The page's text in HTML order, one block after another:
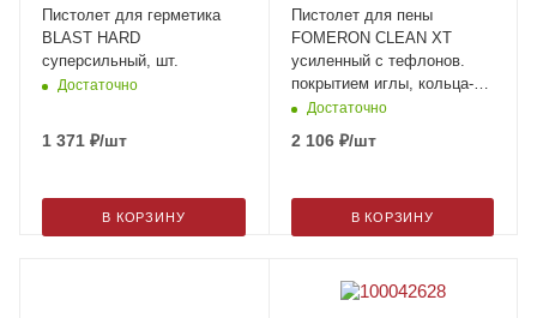
Пистолет для герметика
BLAST HARD
суперсильный, шт.
Достаточно
1 371 ₽/шт
В КОРЗИНУ
Пистолет для пены
FOMERON CLEAN XT
усиленный с тефлонов.
покрытием иглы, кольца-
адаптера и дула, шт.
Достаточно
2 106₽/шт
В КОРЗИНУ